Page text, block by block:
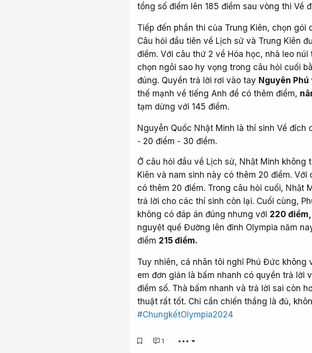
tổng số điểm lên 185 điểm sau vòng thi Về
Tiếp đến phần thi của Trung Kiên, chọn
Câu hỏi đầu tiên về Lịch sử và Trung Kiên
điểm. Với câu thứ 2 về Hóa học, nhà leo
chọn ngôi sao hy vọng trong câu hỏi cuối
đúng. Quyền trả lời rơi vào tay Nguyên Phú
thế mạnh về tiếng Anh để có thêm điểm,
tạm dừng với 145 điểm.
Nguyễn Quốc Nhật Minh là thí sinh Về đích
- 20 điểm - 30 điểm.
Ở câu hỏi đầu về Lịch sử, Nhật Minh
Kiên và nam sinh này có thêm 20 điểm.
có thêm 20 điểm. Trong câu hỏi cuối, Nhật
trả lời cho các thí sinh còn lại. Cuối cùng,
không có đáp án đúng nhưng với 220 điểm,
nguyệt quế Đường lên đỉnh Olympia năm
điểm 215 điểm.
Tuy nhiên, cá nhân tôi nghĩ Phú Đức không
em đơn giản là bấm nhanh có quyền trả lời
điểm số. Thà bấm nhanh và trả lời sai còn
thuật rất tốt. Chỉ cần chiến thắng là đủ,
#ChungkếtOlympia2024
1 •••